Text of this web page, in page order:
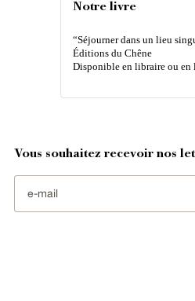
Notre livre
“Séjourner dans un lieu
Éditions du Chêne
Disponible en libraire ou en
Vous souhaitez recevoir nos